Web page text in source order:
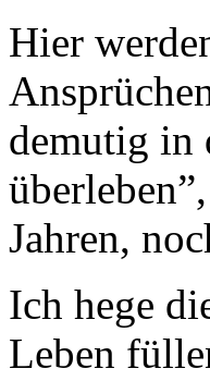
Hier
demutig in
Jahren,
Ich hege
Leben